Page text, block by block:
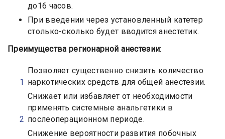
до16 часов.
При введении через установленный катетер
столько-сколько будет вводится анестетик.
Преимущества регионарной анестезии:
Позволяет существенно снизить количество
наркотических средств для общей анестезии.
Снижает или избавляет от необходимости
применять системные анальгетики в
послеоперационном периоде.
Снижение вероятности развития побочных